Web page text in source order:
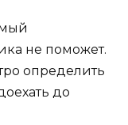
не поможет.
определить
до